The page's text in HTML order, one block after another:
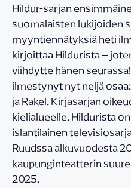
Hildur-sarjan
suomalaisten lukijoiden
myyntiennätyksiä heti
kirjoittaa Hildurista –
viihdytte hänen
ilmestynyt nyt neljä
ja Rakel. Kirjasarjan
kielialueelle. Hildurista
islantilainen
Ruudssa alkuvuodesta
kaupunginteatterin
2025.